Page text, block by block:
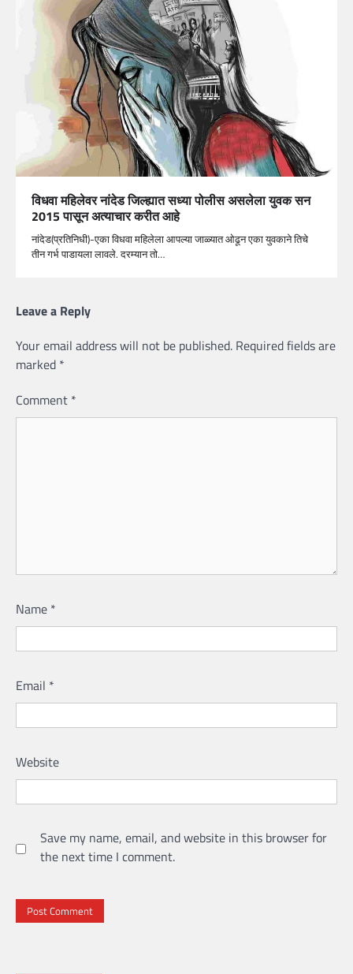
विधवा महिलेवर नांदेड जिल्ह्यात सध्या पोलीस असलेला युवक सन
2015 पासून अत्याचार करीत आहे
नांदेड(प्रतिनिधी)-एका विधवा महिलेला आपल्या जाळ्यात ओढून एका युवकाने तिचे
तीन गर्भ पाडायला लावले. दरम्यान तो…
Leave a Reply
Your email address will not be published. Required fields are
marked *
Comment *
Name *
Email *
Website
Save my name, email, and website in this browser for
the next time I comment.